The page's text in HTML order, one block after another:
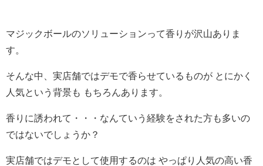
マジックボールのソリューションって香りが沢山ありま
す。
そんな中、実店舗ではデモで香らせているものが とにかく
人気という背景も もちろんあります。
香りに誘われて・・・なんていう経験をされた方も多いの
ではないでしょうか？
実店舗ではデモとして使用するのは やっぱり人気の高い香